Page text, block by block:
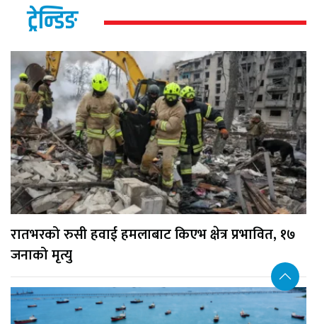
ट्रेन्डिङ
रातभरको रुसी हवाई हमलाबाट किएभ क्षेत्र प्रभावित, १७
जनाको मृत्यु